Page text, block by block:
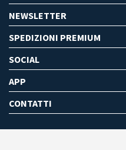
NEWSLETTER
SPEDIZIONI PREMIUM
SOCIAL
APP
CONTATTI